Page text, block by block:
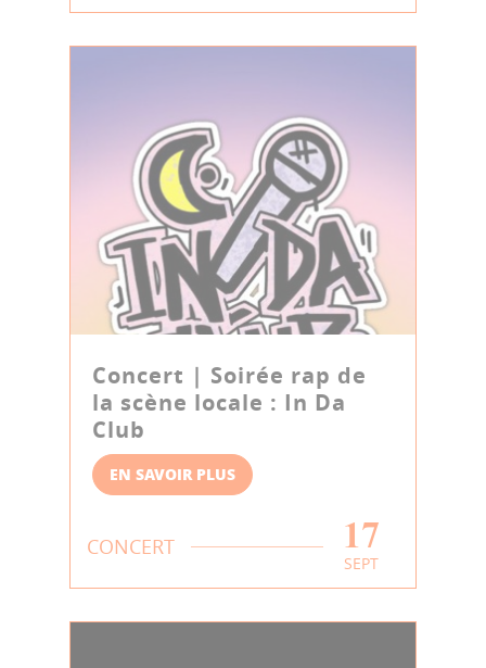
Concert | Soirée rap de
la scène locale : In Da
Club
EN SAVOIR PLUS
CONCERT 17
SEPT